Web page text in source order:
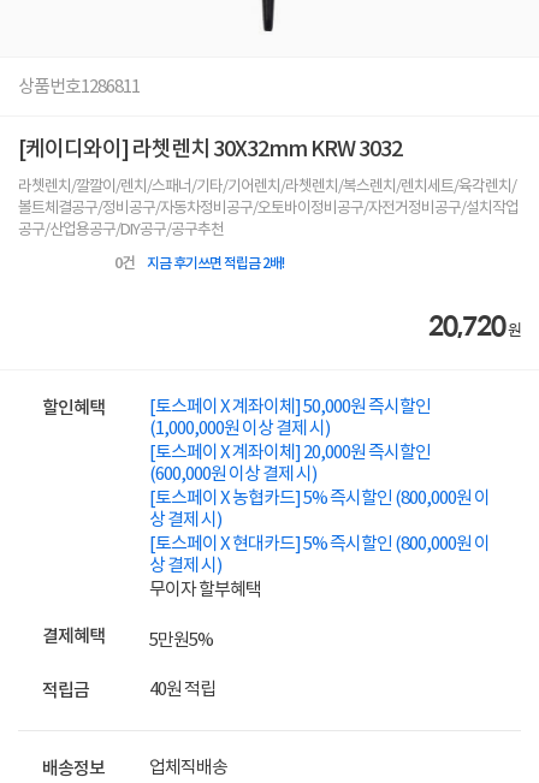
상품번호1286811
[케이디와이] 라쳇렌치 30X32mm KRW 3032
라쳇렌치/깔깔이/렌치/스패너/기타/기어렌치/라쳇렌치/복스렌치/렌치세트/육각렌치/
볼트체결공구/정비공구/자동차정비공구/오토바이정비공구/자전거정비공구/설치작업
공구/산업용공구/DIY공구/공구추천
0건 지금 후기쓰면 적립금 2배!
20,720원
할인혜택
[토스페이 X 계좌이체] 50,000원 즉시할인
(1,000,000원 이상 결제 시)
[토스페이 X 계좌이체] 20,000원 즉시할인
(600,000원 이상 결제 시)
[토스페이 X 농협카드] 5% 즉시할인 (800,000원 이
상 결제 시)
[토스페이 X 현대카드] 5% 즉시할인 (800,000원 이
상 결제 시)
무이자 할부혜택
결제혜택 5만원5%
적립금 40원 적립
배송정보 업체직배송